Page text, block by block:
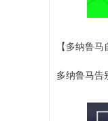
【多纳鲁马
多纳鲁马告